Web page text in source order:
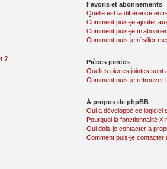
?
Favoris et abonnements
Quelle est la différence
Comment puis-je ajouter
Comment puis-je
Comment puis-je résilier
Pièces jointes
Quelles pièces jointes sont
Comment puis-je retrouver
À propos de phpBB
Qui a développé ce logiciel
Pourquoi la fonctionnalité X
Qui dois-je contacter à
Comment puis-je contacter